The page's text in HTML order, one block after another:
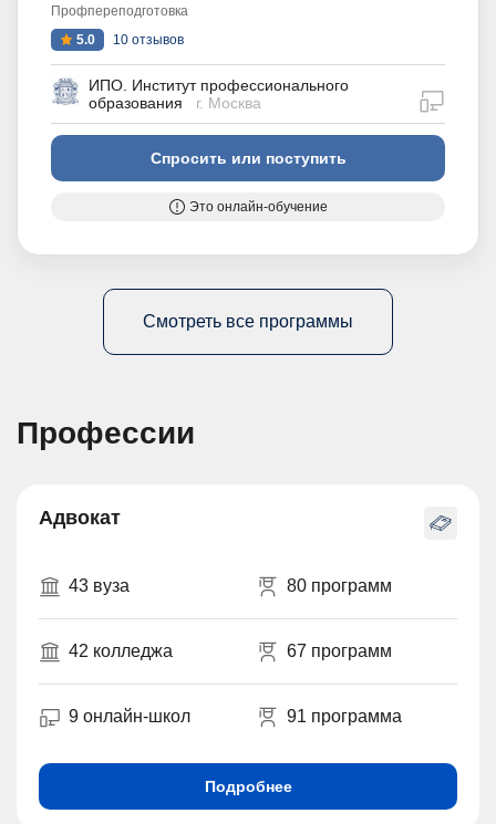
Профпереподготовка
5.0
10 отзывов
ИПО. Институт профессионального
образования
г. Москва
Спросить или поступить
Это онлайн-обучение
Смотреть все программы
Профессии
Адвокат
43 вуза 80 программ
42 колледжа 67 программ
9 онлайн-школ 91 программа
Подробнее